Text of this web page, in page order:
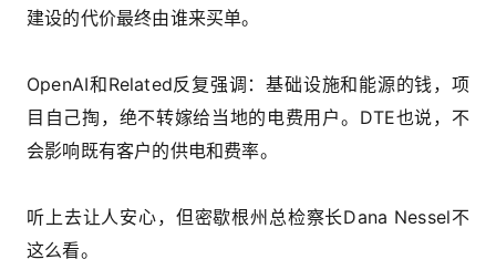
建设的代价最终由谁来买单。
OpenAI和Related反复强调：基础设施和能源的钱，项
目自己掏，绝不转嫁给当地的电费用户。DTE也说，不
会影响既有客户的供电和费率。
听上去让人安心，但密歇根州总检察长Dana Nessel不
这么看。